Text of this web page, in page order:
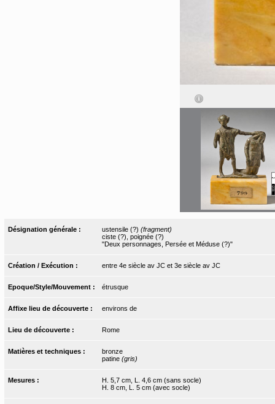
Désignation générale : ustensile (?) (fragment)
ciste (?), poignée (?)
"Deux personnages, Persée et Méduse (?)"
Création / Exécution : entre 4e siècle av JC et 3e siècle av JC
Epoque/Style/Mouvement : étrusque
Affixe lieu de découverte : environs de
Lieu de découverte : Rome
Matières et techniques :
bronze
patine (gris)
Mesures :
H. 5,7 cm, L. 4,6 cm (sans socle)
H. 8 cm, L. 5 cm (avec socle)